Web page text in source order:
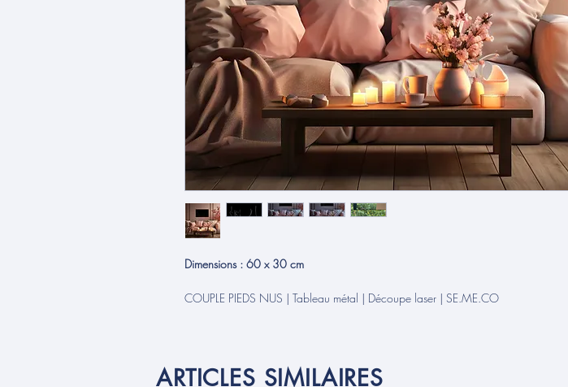
Dimensions : 60 x 30 cm
COUPLE PIEDS NUS | Tableau métal | Découpe laser | SE.ME.CO
ARTICLES SIMILAIRES